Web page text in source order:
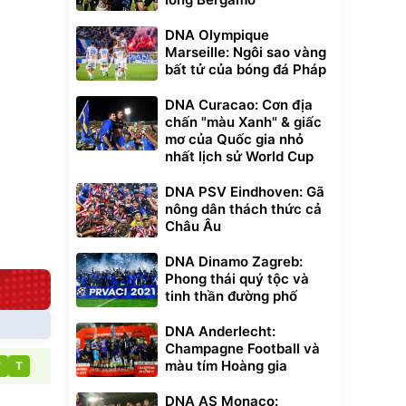
Bụi Lau
-
Unmute
Vali Bamozo
Khung Nhôm
9066 Size
20/24/28 Cao Cấp
1.000.000đ
825.000đ
Lót ghế ôtô, nâng
lưng chống nóng
trong di chuyển
295.000đ
Đã bán nhiều
T
DNA Olympique
Marseille: Ngôi sao vàng
bất tử của bóng đá Pháp
DNA Curacao: Cơn địa
chấn "màu Xanh" & giấc
mơ của Quốc gia nhỏ
nhất lịch sử World Cup
DNA PSV Eindhoven: Gã
nông dân thách thức cả
Châu Âu
DNA Dinamo Zagreb:
Phong thái quý tộc và
tinh thần đường phố
DNA Anderlecht:
Champagne Football và
màu tím Hoàng gia
DNA AS Monaco: